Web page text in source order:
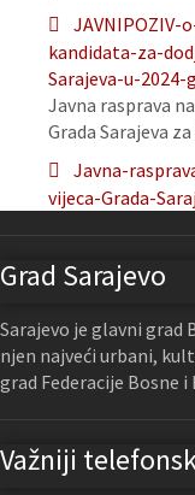
JAVNIPOZIV-
kandidata-za-
Sarajeva-u-
Javna rasprava
Grada Sarajeva
Javna-
vijeca-Grada-
Grad Sarajevo
Sarajevo je glavni grad
njen najveći urbani,
grad Federacije Bosne
Važniji